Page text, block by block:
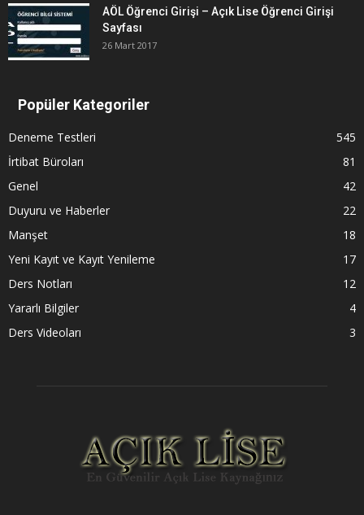
AÖL Öğrenci Girişi – Açık Lise Öğrenci Girişi
Sayfası
26 Mart 2017
Popüler Kategoriler
Deneme Testleri
545
İrtibat Büroları
81
Genel
42
Duyuru ve Haberler
22
Manşet
18
Yeni Kayıt ve Kayıt Yenileme
17
Ders Notları
12
Yararlı Bilgiler
4
Ders Videoları
3